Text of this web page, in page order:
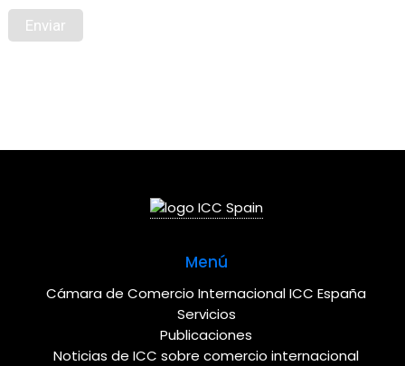
Enviar
Menú
Cámara de Comercio Internacional ICC España
Servicios
Publicaciones
Noticias de ICC sobre comercio internacional